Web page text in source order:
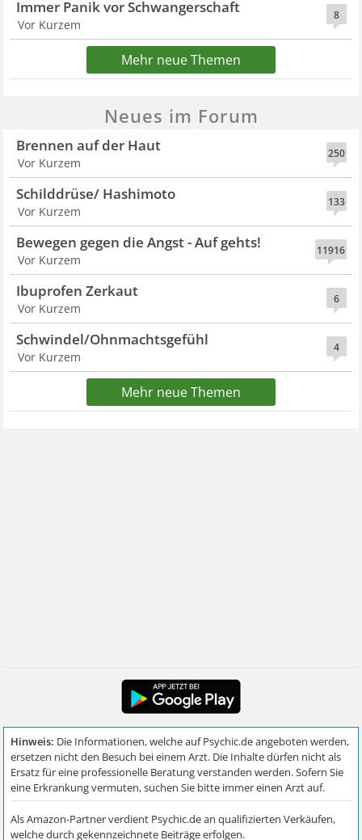
8
Immer Panik vor Schwangerschaft
Vor Kurzem
Mehr neue Themen
Neues im Forum
250
Brennen auf der Haut
Vor Kurzem
133
Schilddrüse/ Hashimoto
Vor Kurzem
11916
Bewegen gegen die Angst - Auf gehts!
Vor Kurzem
6
Ibuprofen Zerkaut
Vor Kurzem
4
Schwindel/Ohnmachtsgefühl
Vor Kurzem
Mehr neue Themen